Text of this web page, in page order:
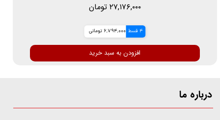
۲۷,۱۷۶,۰۰۰ تومان
4 قسط 6,794,000 تومانی
افزودن به سبد خرید
درباره ما